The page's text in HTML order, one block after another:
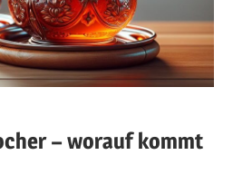
– worauf kommt